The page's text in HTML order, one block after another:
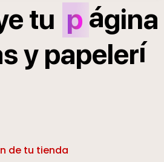
tu p ágina
y papelerí
de tu tienda